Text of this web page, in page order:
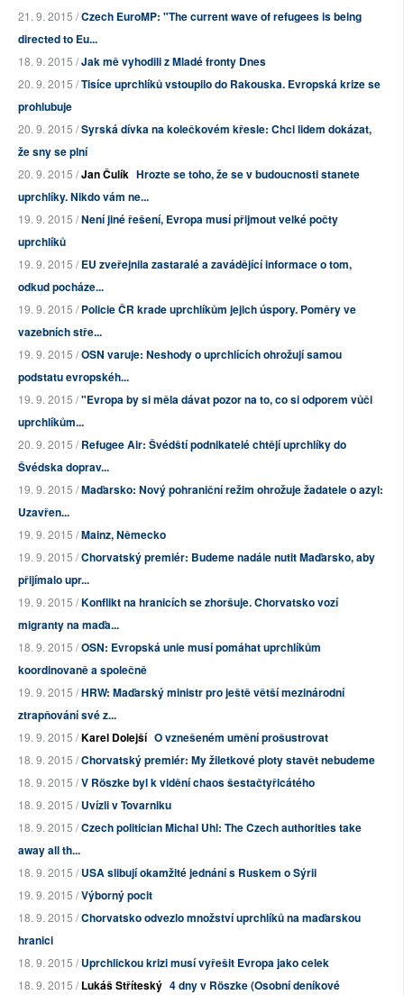
21. 9. 2015 /Czech EuroMP: "The current wave of refugees is being
directed to Eu...
18. 9. 2015 /Jak mě vyhodili z Mladé fronty Dnes
20. 9. 2015 /Tisíce uprchlíků vstoupilo do Rakouska. Evropská krize se
prohlubuje
20. 9. 2015 /Syrská dívka na kolečkovém křesle: Chci lidem dokázat,
že sny se plní
20. 9. 2015 /Jan Čulík Hrozte se toho, že se v budoucnosti stanete
uprchlíky. Nikdo vám ne...
19. 9. 2015 /Není jiné řešení, Evropa musí přijmout velké počty
uprchlíků
19. 9. 2015 /EU zveřejnila zastaralé a zavádějící informace o tom,
odkud pocháze...
19. 9. 2015 /Policie ČR krade uprchlíkům jejich úspory. Poměry ve
vazebních stře...
19. 9. 2015 /OSN varuje: Neshody o uprchlících ohrožují samou
podstatu evropskéh...
19. 9. 2015 /"Evropa by si měla dávat pozor na to, co si odporem vůči
uprchlíkům...
20. 9. 2015 /Refugee Air: Švédští podnikatelé chtějí uprchlíky do
Švédska doprav...
19. 9. 2015 /Maďarsko: Nový pohraniční režim ohrožuje žadatele o azyl:
Uzavřen...
19. 9. 2015 /Mainz, Německo
19. 9. 2015 /Chorvatský premiér: Budeme nadále nutit Maďarsko, aby
přijímalo upr...
19. 9. 2015 /Konflikt na hranicích se zhoršuje. Chorvatsko vozí
migranty na maďa...
18. 9. 2015 /OSN: Evropská unie musí pomáhat uprchlíkům
koordinovaně a společně
19. 9. 2015 /HRW: Maďarský ministr pro ještě větší mezinárodní
ztrapňování své z...
19. 9. 2015 /Karel Dolejší O vznešeném umění prošustrovat
18. 9. 2015 /Chorvatský premiér: My žiletkové ploty stavět nebudeme
18. 9. 2015 /V Röszke byl k vidění chaos šestačtyřicátého
18. 9. 2015 /Uvízli v Tovarniku
18. 9. 2015 /Czech politician Michal Uhl: The Czech authorities take
away all th...
18. 9. 2015 /USA slibují okamžité jednání s Ruskem o Sýrii
19. 9. 2015 /Výborný pocit
18. 9. 2015 /Chorvatsko odvezlo množství uprchlíků na maďarskou
hranici
18. 9. 2015 /Uprchlickou krizi musí vyřešit Evropa jako celek
18. 9. 2015 /Lukáš Stříteský 4 dny v Röszke (Osobní deníkové